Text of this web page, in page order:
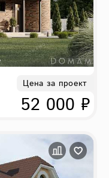
Цена за проект
52 000 ₽